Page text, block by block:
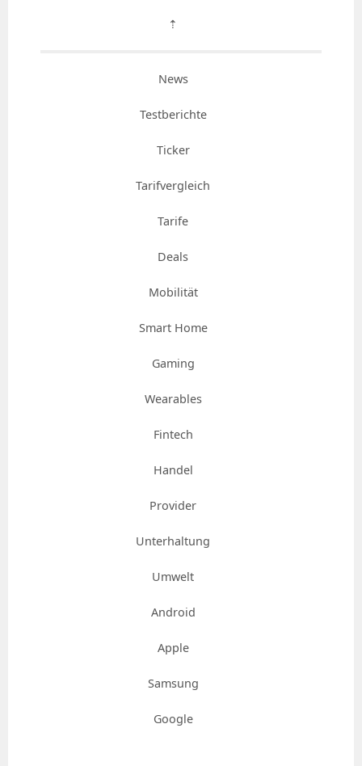
⇡
News
Testberichte
Ticker
Tarifvergleich
Tarife
Deals
Mobilität
Smart Home
Gaming
Wearables
Fintech
Handel
Provider
Unterhaltung
Umwelt
Android
Apple
Samsung
Google